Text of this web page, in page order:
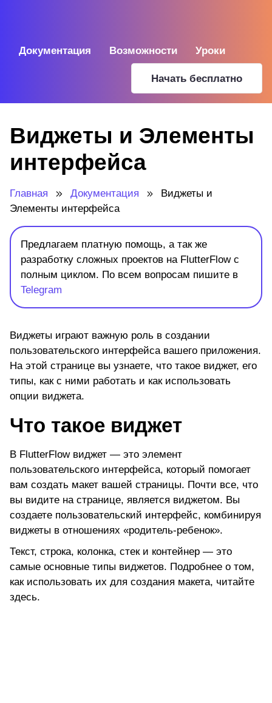
Документация Возможности Уроки
Начать бесплатно
Виджеты и Элементы
интерфейса
Главная Документация
Виджеты и
Элементы интерфейса
Предлагаем платную помощь, а так же
разработку сложных проектов на FlutterFlow с
полным циклом. По всем вопросам пишите в
Telegram
Виджеты играют важную роль в создании
пользовательского интерфейса вашего приложения.
На этой странице вы узнаете, что такое виджет, его
типы, как с ними работать и как использовать
опции виджета.
Что такое виджет
В FlutterFlow виджет — это элемент
пользовательского интерфейса, который помогает
вам создать макет вашей страницы. Почти все, что
вы видите на странице, является виджетом. Вы
создаете пользовательский интерфейс, комбинируя
виджеты в отношениях «родитель-ребенок».
Текст, строка, колонка, стек и контейнер — это
самые основные типы виджетов. Подробнее о том,
как использовать их для создания макета, читайте
здесь.